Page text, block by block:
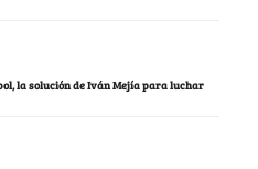
la solución de Iván Mejía para luchar